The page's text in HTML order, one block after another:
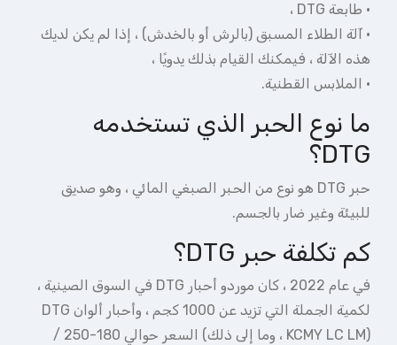
· طابعة DTG ،
· آلة الطلاء المسبق (بالرش أو بالخدش) ، إذا لم يكن لديك
هذه الآلة ، فيمكنك القيام بذلك يدويًا ،
· الملابس القطنية.
ما نوع الحبر الذي تستخدمه
DTG؟
حبر DTG هو نوع من الحبر الصبغي المائي ، وهو صديق
للبيئة وغير ضار بالجسم.
كم تكلفة حبر DTG؟
في عام 2022 ، كان موردو أحبار DTG في السوق الصينية ،
لكمية الجملة التي تزيد عن 1000 كجم ، وأحبار ألوان DTG
(KCMY LC LM ، وما إلى ذلك) السعر حوالي 180-250 /